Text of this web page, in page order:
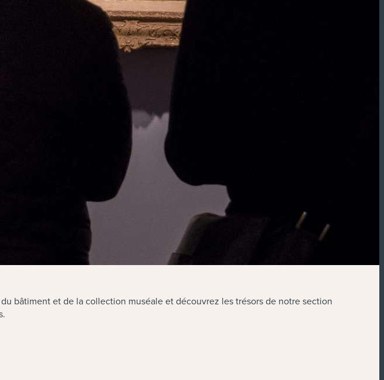
bâtiment et de la collection muséale et découvrez les trésors de notre section